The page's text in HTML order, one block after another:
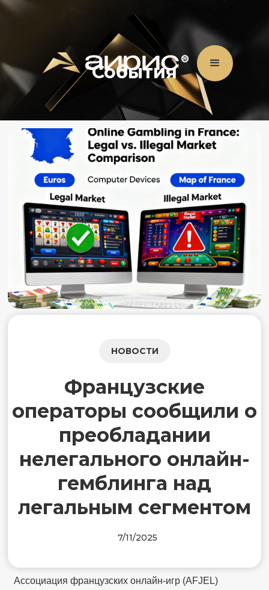
События
НОВОСТИ
Французские
операторы сообщили о
преобладании
нелегального онлайн-
гемблинга над
легальным сегментом
7/11/2025
Ассоциация французских онлайн-игр (AFJEL)